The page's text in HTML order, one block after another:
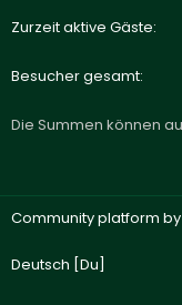
Zurzeit aktive Gäste
Besucher gesamt
Die Summen können
Community platform by
Deutsch [Du]